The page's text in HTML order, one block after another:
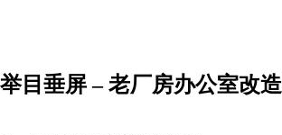
目垂屏 – 老厂房办公室改造